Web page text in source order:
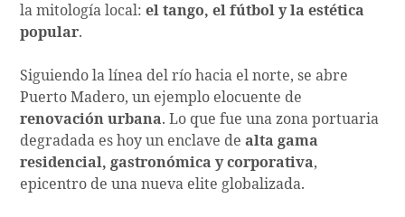
la mitología local:el tango, el fútbol y la estética
popular.
Siguiendo la línea del río hacia el norte, se abre
Puerto Madero, un ejemplo elocuente de
renovación urbana. Lo que fue una zona portuaria
degradada es hoy un enclave dealta gama
residencial, gastronómica y corporativa,
epicentro de una nueva elite globalizada.